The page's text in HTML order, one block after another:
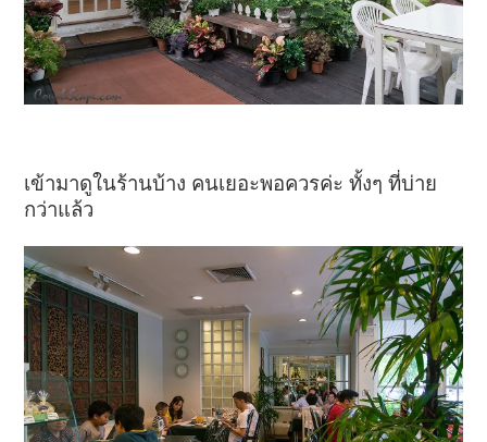
เข้ามาดูในร้านบ้าง คนเยอะพอควรค่ะ ทั้งๆ ที่บ่าย
กว่าแล้ว